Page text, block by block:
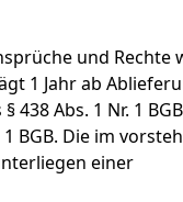
und Rechte
1 Jahr ab
438 Abs. 1 Nr. 1
1 BGB. Die im
einer